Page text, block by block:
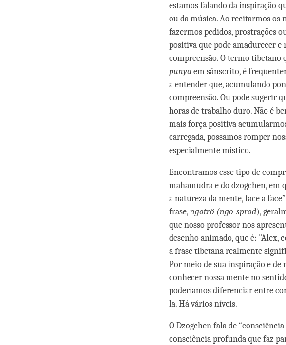
estamos falando da inspiração
ou da música. Ao recitarmos os
fazermos pedidos, prostrações
positiva que pode amadurecer e
compreensão. O termo tibetano
punyaem sânscrito, é
a entender que, acumulando
compreensão. Ou pode sugerir
horas de trabalho duro. Não é
mais força positiva
carregada, possamos romper
especialmente místico.
Encontramos esse tipo de
mahamudra e do dzogchen, em
a natureza da mente, face a
frase,ngotrö (ngo-sprod),
que nosso professor nos
desenho animado, que é: "Alex,
a frase tibetana realmente
Por meio de sua inspiração e de
conhecer nossa mente no
poderíamos diferenciar entre
la. Há vários níveis.
O Dzogchen fala de
consciência profunda que faz